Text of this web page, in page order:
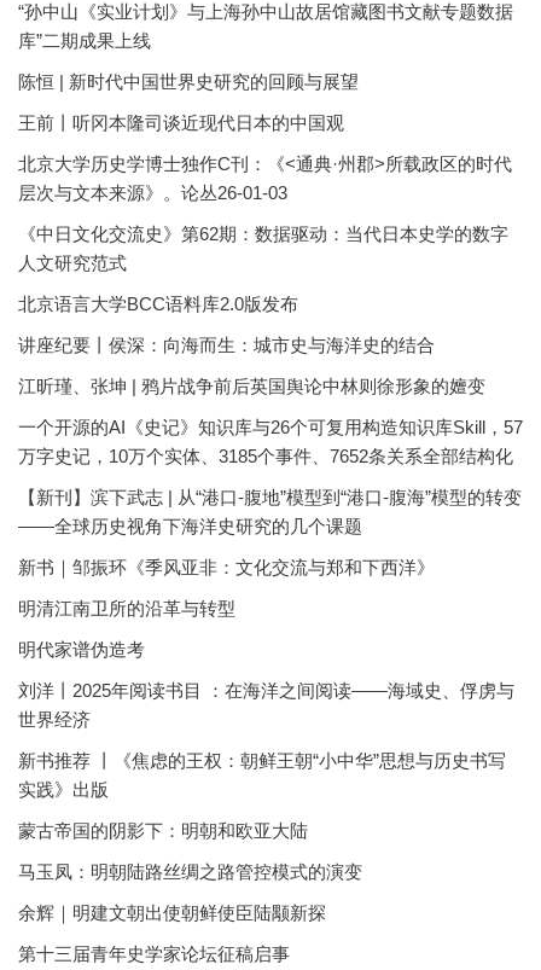
“孙中山《实业计划》与上海孙中山故居馆藏图书文献专题数据
库”二期成果上线
陈恒 | 新时代中国世界史研究的回顾与展望
王前丨听冈本隆司谈近现代日本的中国观
北京大学历史学博士独作C刊：《<通典·州郡>所载政区的时代
层次与文本来源》。论丛26-01-03
《中日文化交流史》第62期：数据驱动：当代日本史学的数字
人文研究范式
北京语言大学BCC语料库2.0版发布
讲座纪要丨侯深：向海而生：城市史与海洋史的结合
江昕瑾、张坤 | 鸦片战争前后英国舆论中林则徐形象的嬗变
一个开源的AI《史记》知识库与26个可复用构造知识库Skill，57
万字史记，10万个实体、3185个事件、7652条关系全部结构化
【新刊】滨下武志 | 从“港口-腹地”模型到“港口-腹海”模型的转变
——全球历史视角下海洋史研究的几个课题
新书｜邹振环《季风亚非：文化交流与郑和下西洋》
明清江南卫所的沿革与转型
明代家谱伪造考
刘洋丨2025年阅读书目 ：在海洋之间阅读——海域史、俘虏与
世界经济
新书推荐 丨《焦虑的王权：朝鲜王朝“小中华”思想与历史书写
实践》出版
蒙古帝国的阴影下：明朝和欧亚大陆
马玉凤：明朝陆路丝绸之路管控模式的演变
余辉｜明建文朝出使朝鲜使臣陆颙新探
第十三届青年史学家论坛征稿启事